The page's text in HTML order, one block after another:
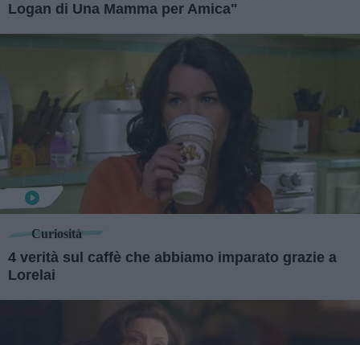
Logan di Una Mamma per Amica"
Curiosità
4 verità sul caffè che abbiamo imparato grazie a
Lorelai